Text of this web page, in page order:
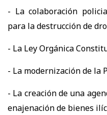
- La colaboración
para la destrucción de
- La Ley Orgánica
- La modernización de la
- La creación de una
enajenación de bienes